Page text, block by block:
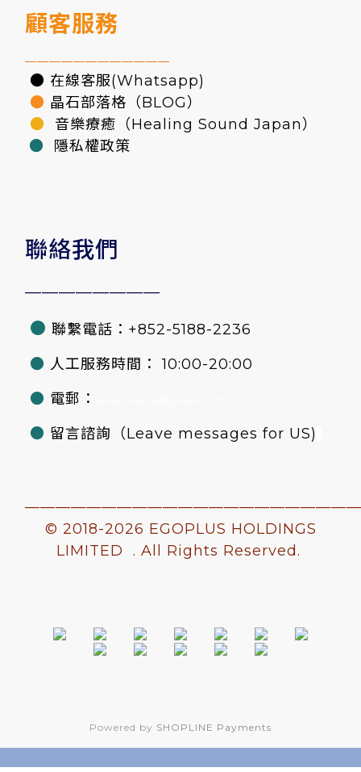
顧客服務
————————————
● 在線客服(Whatsapp)
● 晶石部落格（BLOG）
●
音樂療癒（Healing Sound Japan）
●
隱私權政策
聯絡我們
————————
● 聯繫電話：+852-5188-2236
● 人工服務時間： 10:00-20:00
● 電郵：
● 留言諮詢 （Leave messages for US)
© 2018-2026 EGOPLUS HOLDINGS
LIMITED . All Rights Reserved.
Powered by SHOPLINE Payments